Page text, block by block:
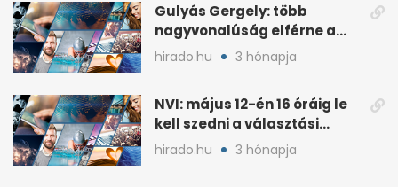
Gulyás Gergely: több
nagyvonalúság elférne a
kétharmados győztesekben
hirado.hu 3 hónapja
NVI: május 12-én 16 óráig le
kell szedni a választási
plakátokat
hirado.hu 3 hónapja